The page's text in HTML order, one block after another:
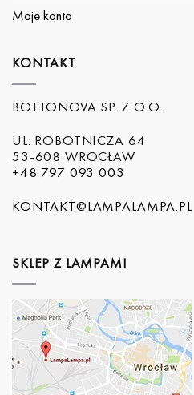
Moje konto
KONTAKT
BOTTONOVA SP. Z O.O.
UL. ROBOTNICZA 64
53-608 WROCŁAW
+48 797 093 003
KONTAKT@LAMPALAMPA.PL
SKLEP Z LAMPAMI